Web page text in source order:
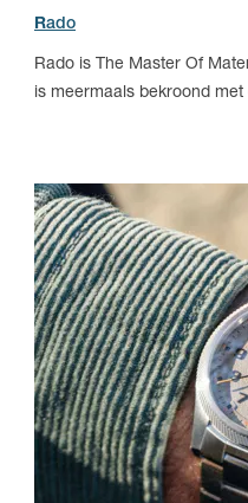
Rado
Rado is The Master Of
is meermaals bekroond met